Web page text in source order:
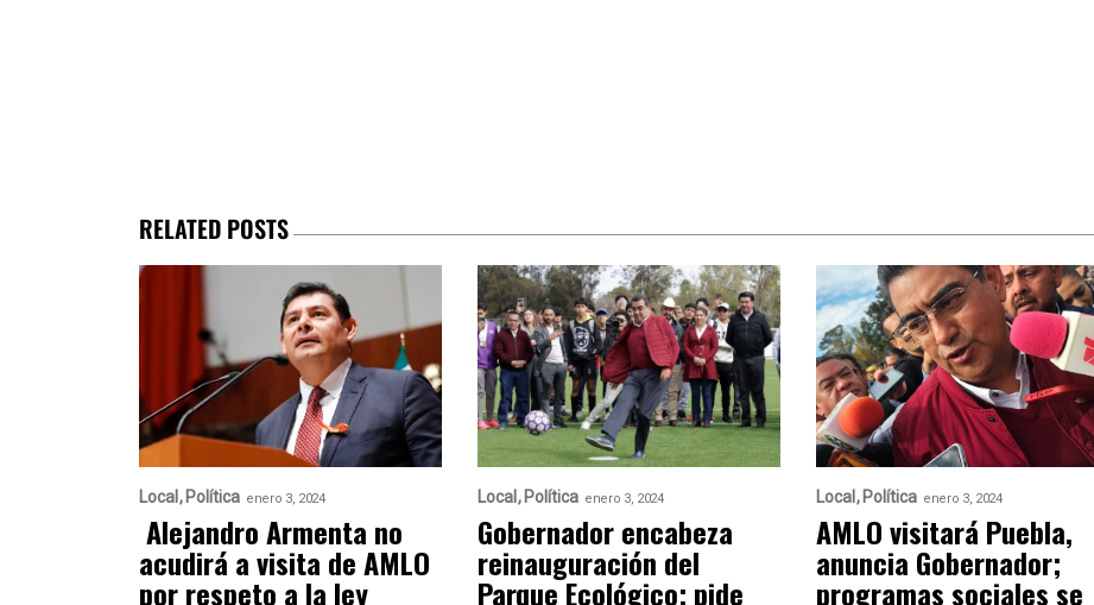
RELATED POSTS
Local Política enero 3, 2024
Alejandro Armenta no
acudirá a visita de AMLO
por respeto a la ley
Local Política enero 3, 2024
Gobernador encabeza
reinauguración del
Parque Ecológico; pide
Local Política enero 3, 2024
AMLO visitará Puebla,
anuncia Gobernador;
programas sociales se